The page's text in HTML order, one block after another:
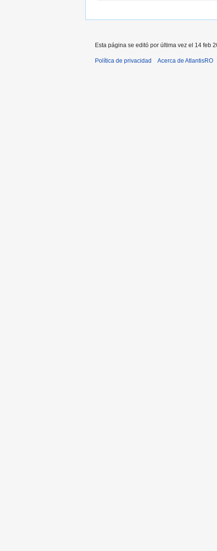
Esta página se editó por última vez el 14 feb
Política de privacidad Acerca de AtlantisRO